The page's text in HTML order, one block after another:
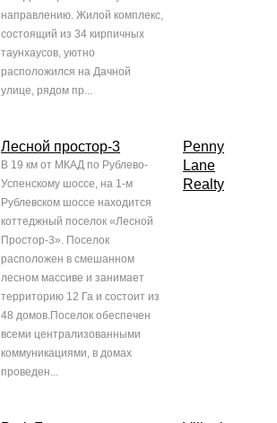
направлению. Жилой комплекс,
состоящий из 34 кирпичных
таунхаусов, уютно
расположился на Дачной
улице, рядом пр...
Лесной простор-3
В 19 км от МКАД по Рублево-
Успенскому шоссе, на 1-м
Рублевском шоссе находится
коттеджный поселок «Лесной
Простор-3». Поселок
расположен в смешанном
лесном массиве и занимает
территорию 12 Га и состоит из
48 домов.Поселок обеспечен
всеми централизованными
коммуникациями, в домах
проведен...
Penny
Lane
Realty